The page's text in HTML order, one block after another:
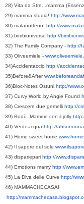
28) Vita da Stre...mamma
29) mamma studia! http://
30) malanotteno! http://
31) bimbiuniverse http://
32) The Family Company - http://
33) Oliveemiele -
34)Accidentaccio http://
35)Before&After
36)Bloc-Notes Ostuni http://
37) Curvy World by Angie Found
38) Crescere due gemelli http://
39) Bodò. Mamme con il jolly
40) Verdeacqua http://
41) Home sweet home
42) Il sapore del sole
43) dispariepari http://
44) Emotions mamy http://
45) La Diva delle Curve http://
46) MAMMACHECASA!
http://